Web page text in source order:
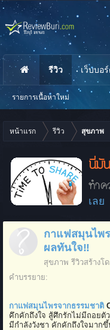
หน้าแรก รีวิว สุขภาพ
นี่มั
ทำ
เลย
กาแฟสมุนไพ
ผลทันใจ‼️
สุขภาพ รีวิวสร้างโ
คำบรรยาย:
กาแฟสมุนไพรจากธรรมชาติ
คึกคักถึงใจ สู้ศึกรักไม่มีถอยตั
มีกำลังวังชา คักคักถึงใจมาก
รีวิว
รายการเนื้อหาใหม่
เว็บบอ